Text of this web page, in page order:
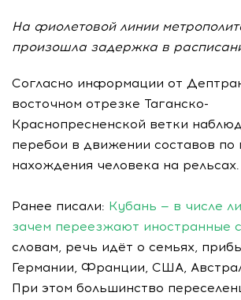
На фиолетовой линии
произошла задержка в
Согласно информации от
восточном отрезке Таганско-
Краснопресненской ветки
перебои в движении составов по
нахождения человека на рельсах.
Ранее писали: Кубань — в числе
зачем переезжают иностранные
словам, речь идёт о семьях,
Германии, Франции, США,
При этом большинство